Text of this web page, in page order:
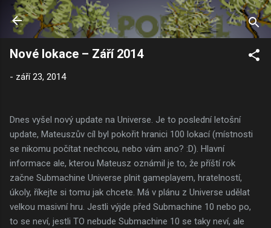
Přeskočit na hlavní obsah
Nové lokace – Září 2014
- září 23, 2014
Dnes vyšel nový update na Universe. Je to poslední letošní
update, Mateuszův cíl byl pokořit hranici 100 lokací (místnosti
se nikomu počítat nechcou, nebo vám ano? :D). Hlavní
informace ale, kterou Mateusz oznámil je to, že příští rok
začne Submachine Universe plnit gameplayem, hratelností,
úkoly, říkejte si tomu jak chcete. Má v plánu z Universe udělat
velkou masivní hru. Jestli výjde před Submachine 10 nebo po,
to se neví, jestli TO nebude Submachine 10 se taky neví, ale